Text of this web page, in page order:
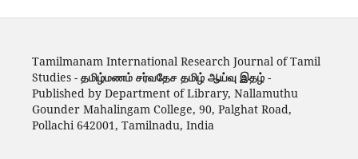
Tamilmanam International Research Journal of Tamil
Studies - தமிழ்மணம் சர்வதேச தமிழ் ஆய்வு இதழ்-
Published by Department of Library, Nallamuthu
Gounder Mahalingam College, 90, Palghat Road,
Pollachi 642001, Tamilnadu, India